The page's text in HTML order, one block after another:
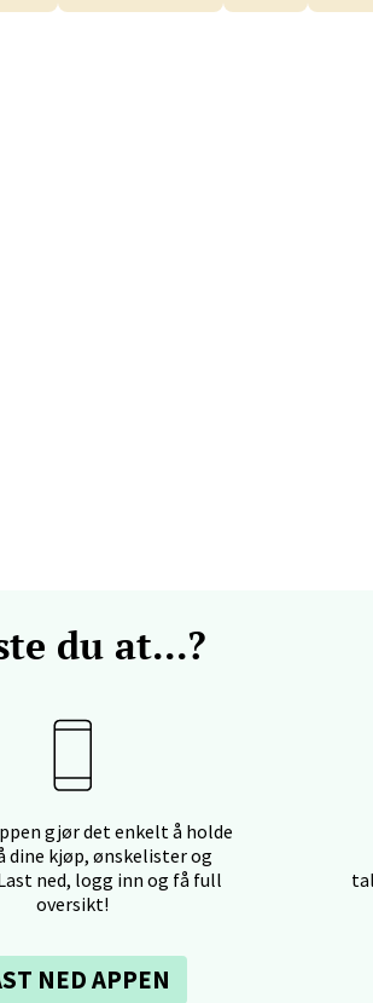
du at...?
gjør det enkelt å holde
dine kjøp, ønskelister og
ned, logg inn og få full
oversikt!
NED APPEN